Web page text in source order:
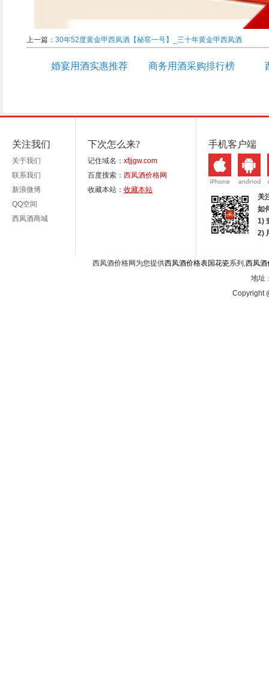
上一篇： 30年52度黄金甲西凤酒【秘窖一号】_三十年黄金甲西凤酒
婚宴用酒实惠推荐 商务用酒采购排行榜
关注我们
关于我们
联系我们
新浪微博
QQ空间
西凤酒商城
下次怎么来?
记住域名： xfjjgw.com
百度搜索： 西凤酒价格网
收藏本站： 收藏本站
手机客户端
关
如
1)
2)
西凤酒价格网为您提供西凤酒价格表国花瓷系列,西凤酒
地址
Copyright